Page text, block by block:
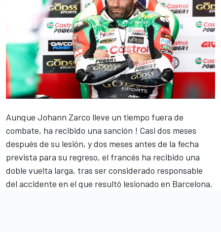
Aunque Johann Zarco lleve un tiempo fuera de
combate, ha recibido una sanción ! Casi dos meses
después de su lesión, y dos meses antes de la fecha
prevista para su regreso, el francés ha recibido una
doble vuelta larga, tras ser considerado responsable
del accidente en el que resultó lesionado en Barcelona.